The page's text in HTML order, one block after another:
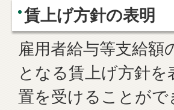
賃上げ方針の表明
雇用者給与等支給額
となる賃上げ方針
置を受けることが